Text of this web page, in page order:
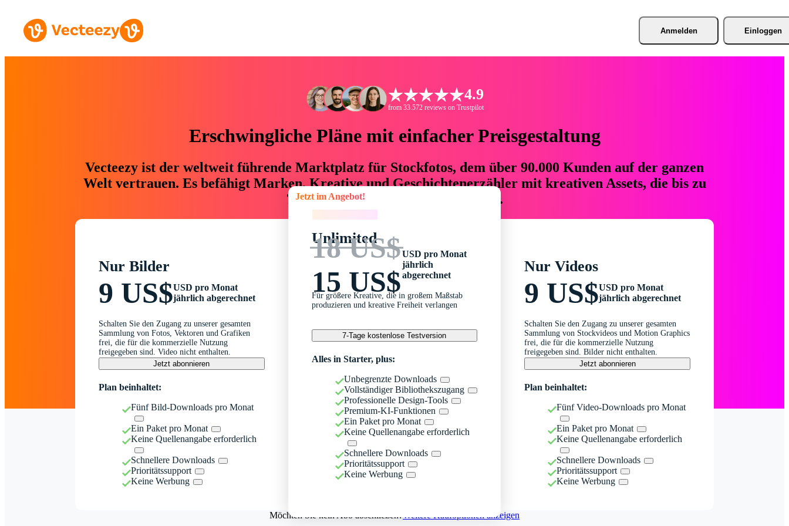
Anmelden Einloggen
4.9
from 33.572 reviews on Trustpilot
Erschwingliche Pläne mit einfacher Preisgestaltung
Vecteezy ist der weltweit führende Marktplatz für Stockfotos, dem über 90.000 Kunden auf der ganzen
Welt vertrauen. Es befähigt Marken, Kreative und Geschichtenerzähler mit kreativen Assets, die bis zu
76 % an Zeit und Budget einsparen.
Nur Bilder
9 US$USD pro Monat
jährlich abgerechnet
Schalten Sie den Zugang zu unserer gesamten
Sammlung von Fotos, Vektoren und Grafiken
frei, die für die kommerzielle Nutzung
freigegeben sind. Video nicht enthalten.
Jetzt abonnieren
Plan beinhaltet:
Fünf Bild-Downloads pro Monat
Ein Paket pro Monat
Keine Quellenangabe erforderlich
Schnellere Downloads
Prioritätssupport
Keine Werbung
Jetzt im Angebot!
Unlimited
18 US$
15 US$
USD pro Monat
jährlich
abgerechnet
Für größere Kreative, die in großem Maßstab
produzieren und kreative Freiheit verlangen
7-Tage kostenlose Testversion
Alles in Starter, plus:
Unbegrenzte Downloads
Vollständiger Bibliothekszugang
Professionelle Design-Tools
Premium-KI-Funktionen
Ein Paket pro Monat
Keine Quellenangabe erforderlich
Schnellere Downloads
Prioritätssupport
Keine Werbung
Nur Videos
9 US$USD pro Monat
jährlich abgerechnet
Schalten Sie den Zugang zu unserer gesamten
Sammlung von Stockvideos und Motion Graphics
frei, die für die kommerzielle Nutzung
freigegeben sind. Bilder nicht enthalten.
Jetzt abonnieren
Plan beinhaltet:
Fünf Video-Downloads pro Monat
Ein Paket pro Monat
Keine Quellenangabe erforderlich
Schnellere Downloads
Prioritätssupport
Keine Werbung
Möchten Sie kein Abo abschließen?Weitere Kaufoptionen anzeigen